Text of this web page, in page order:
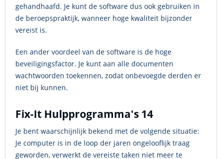
gehandhaafd. Je kunt de software dus ook gebruiken in
de beroepspraktijk, wanneer hoge kwaliteit bijzonder
vereist is.
Een ander voordeel van de software is de hoge
beveiligingsfactor. Je kunt aan alle documenten
wachtwoorden toekennen, zodat onbevoegde derden er
niet bij kunnen.
Fix-It Hulpprogramma's 14
Je bent waarschijnlijk bekend met de volgende situatie:
Je computer is in de loop der jaren ongelooflijk traag
geworden, verwerkt de vereiste taken niet meer te